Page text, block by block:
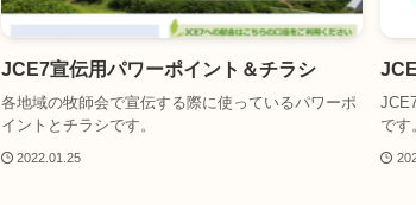
JCE7宣伝用パワーポイント＆チラシ
各地域の牧師会で宣伝する際に使っているパワーポ
イントとチラシです。
2022.01.25
です